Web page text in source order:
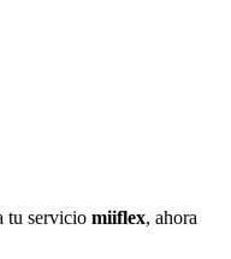
tu servicio miiflex, ahora